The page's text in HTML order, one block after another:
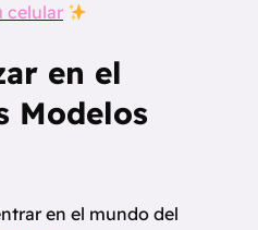
celular
en el
Modelos
en el mundo del